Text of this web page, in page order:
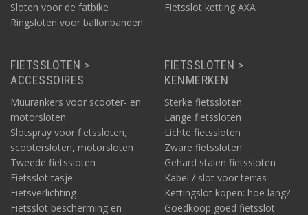
Sloten voor de fatbike
Ringsloten voor ballonbanden
Fietsslot ketting AXA
FIETSSLOTEN >
ACCESSOIRES
Muurankers voor scooter- en
motorsloten
Slotspray voor fietssloten,
scootersloten, motorsloten
Tweede fietssloten
Fietsslot tasje
Fietsverlichting
Fietsslot bescherming en
FIETSSLOTEN >
KENMERKEN
Sterke fietssloten
Lange fietssloten
Lichte fietssloten
Zware fietssloten
Gehard stalen fietssloten
Kabel / slot voor terras
Kettingslot kopen: hoe lang?
Goedkoop goed fietsslot